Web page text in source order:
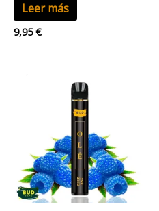
Leer más
9,95€